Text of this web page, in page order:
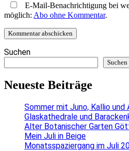
E-Mail-Benachrichtigung bei
möglich: Abo ohne Kommentar.
Suchen
Suchen
Neueste Beiträge
Sommer mit Juno, Kallio und
Glaskathedrale und
Alter Botanischer Garten
Mein Juli in Beige
Monatsspaziergang im Juli